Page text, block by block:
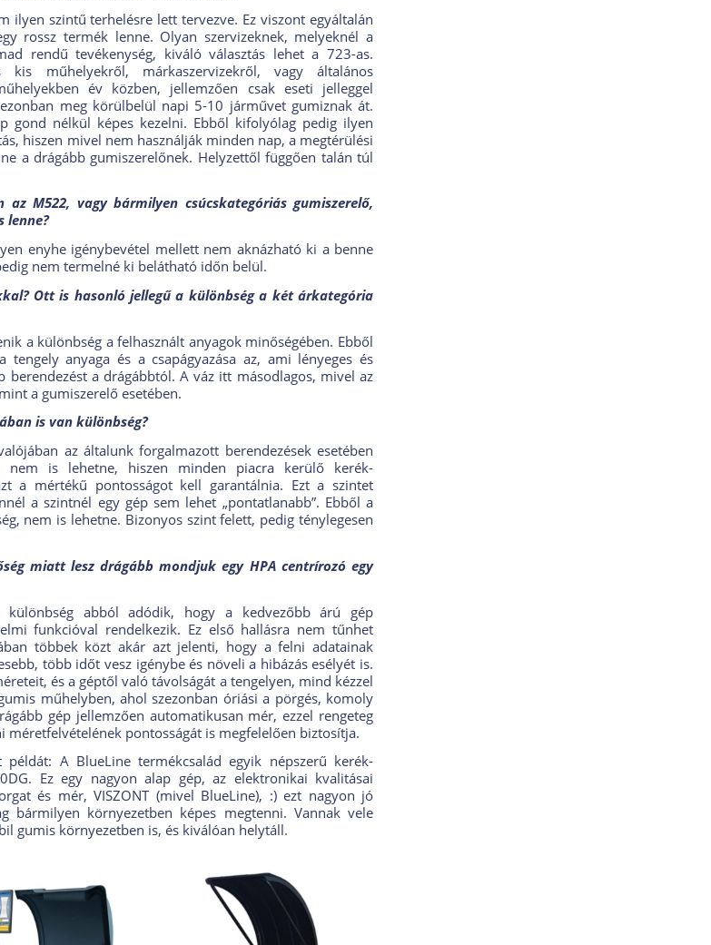
ilyen szintű terhelésre lett tervezve. Ez viszont egyáltalán
rossz termék lenne. Olyan szervizeknek, melyeknél a
rendű tevékenység, kiváló választás lehet a 723-as.
kis műhelyekről, márkaszervizekről, vagy általános
év közben, jellemzően csak eseti jelleggel
meg körülbelül napi 5-10 járművet gumiznak át.
gond nélkül képes kezelni. Ebből kifolyólag pedig ilyen
hiszen mivel nem használják minden nap, a megtérülési
a drágább gumiszerelőnek. Helyzettől függően talán túl
az M522, vagy bármilyen csúcskategóriás gumiszerelő,
lenne?
enyhe igénybevétel mellett nem aknázható ki a benne
nem termelné ki belátható időn belül.
Ott is hasonló jellegű a különbség a két árkategória
a különbség a felhasznált anyagok minőségében. Ebből
tengely anyaga és a csapágyazása az, ami lényeges és
berendezést a drágábbtól. A váz itt másodlagos, mivel az
a gumiszerelő esetében.
is van különbség?
az általunk forgalmazott berendezések esetében
nem is lehetne, hiszen minden piacra kerülő kerék-
a mértékű pontosságot kell garantálnia. Ezt a szintet
a szintnél egy gép sem lehet „pontatlanabb”. Ebből a
nem is lehetne. Bizonyos szint felett, pedig ténylegesen
miatt lesz drágább mondjuk egy HPA centrírozó egy
különbség abból adódik, hogy a kedvezőbb árú gép
funkcióval rendelkezik. Ez első hallásra nem tűnhet
többek közt akár azt jelenti, hogy a felni adatainak
több időt vesz igénybe és növeli a hibázás esélyét is.
és a géptől való távolságát a tengelyen, mind kézzel
műhelyben, ahol szezonban óriási a pörgés, komoly
gép jellemzően automatikusan mér, ezzel rengeteg
méretfelvételének pontosságát is megfelelően biztosítja.
A BlueLine termékcsalád egyik népszerű kerék-
Ez egy nagyon alap gép, az elektronikai kvalitásai
és mér, VISZONT (mivel BlueLine), :) ezt nagyon jó
bármilyen környezetben képes megtenni. Vannak vele
gumis környezetben is, és kiválóan helytáll.